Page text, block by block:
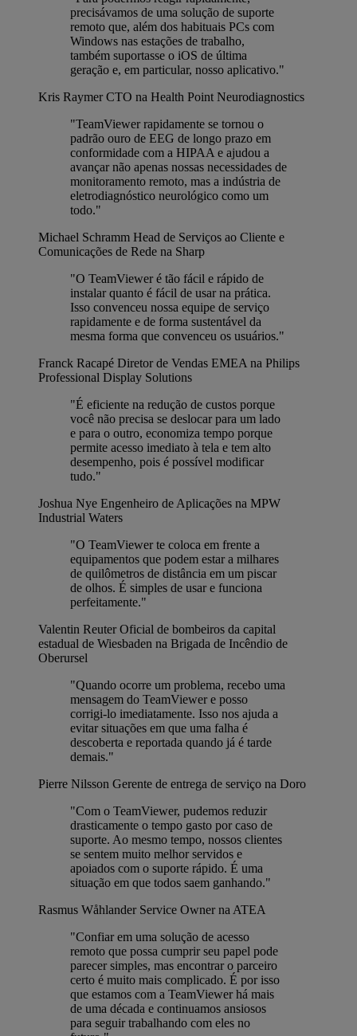
precisávamos de uma solução de suporte
remoto que, além dos habituais PCs com
Windows nas estações de trabalho,
também suportasse o iOS de última
geração e, em particular, nosso aplicativo."
Kris Raymer CTO na Health Point Neurodiagnostics
"TeamViewer rapidamente se tornou o
padrão ouro de EEG de longo prazo em
conformidade com a HIPAA e ajudou a
avançar não apenas nossas necessidades de
monitoramento remoto, mas a indústria de
eletrodiagnóstico neurológico como um
todo."
Michael Schramm Head de Serviços ao Cliente e
Comunicações de Rede na Sharp
"O TeamViewer é tão fácil e rápido de
instalar quanto é fácil de usar na prática.
Isso convenceu nossa equipe de serviço
rapidamente e de forma sustentável da
mesma forma que convenceu os usuários."
Franck Racapé Diretor de Vendas EMEA na Philips
Professional Display Solutions
"É eficiente na redução de custos porque
você não precisa se deslocar para um lado
e para o outro, economiza tempo porque
permite acesso imediato à tela e tem alto
desempenho, pois é possível modificar
tudo."
Joshua Nye Engenheiro de Aplicações na MPW
Industrial Waters
"O TeamViewer te coloca em frente a
equipamentos que podem estar a milhares
de quilômetros de distância em um piscar
de olhos. É simples de usar e funciona
perfeitamente."
Valentin Reuter Oficial de bombeiros da capital
estadual de Wiesbaden na Brigada de Incêndio de
Oberursel
"Quando ocorre um problema, recebo uma
mensagem do TeamViewer e posso
corrigi-lo imediatamente. Isso nos ajuda a
evitar situações em que uma falha é
descoberta e reportada quando já é tarde
demais."
Pierre Nilsson Gerente de entrega de serviço na Doro
"Com o TeamViewer, pudemos reduzir
drasticamente o tempo gasto por caso de
suporte. Ao mesmo tempo, nossos clientes
se sentem muito melhor servidos e
apoiados com o suporte rápido. É uma
situação em que todos saem ganhando."
Rasmus Wåhlander Service Owner na ATEA
"Confiar em uma solução de acesso
remoto que possa cumprir seu papel pode
parecer simples, mas encontrar o parceiro
certo é muito mais complicado. É por isso
que estamos com a TeamViewer há mais
de uma década e continuamos ansiosos
para seguir trabalhando com eles no